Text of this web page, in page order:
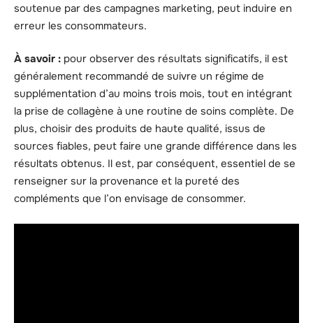
soutenue par des campagnes marketing, peut induire en
erreur les consommateurs.
À savoir : pour observer des résultats significatifs, il est
généralement recommandé de suivre un régime de
supplémentation d’au moins trois mois, tout en intégrant
la prise de collagène à une routine de soins complète. De
plus, choisir des produits de haute qualité, issus de
sources fiables, peut faire une grande différence dans les
résultats obtenus. Il est, par conséquent, essentiel de se
renseigner sur la provenance et la pureté des
compléments que l’on envisage de consommer.